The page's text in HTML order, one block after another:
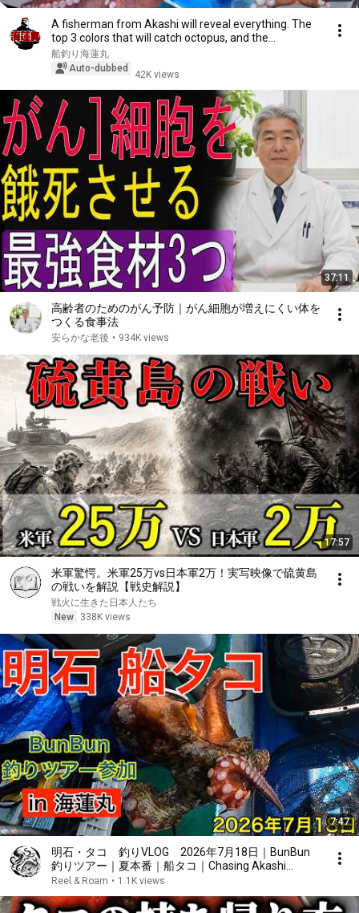
A fisherman from Akashi will reveal everything. The
top 3 colors that will catch octopus, and the...
船釣り海蓮丸
Auto-dubbed
42K views
37:11
高齢者のためのがん予防｜がん細胞が増えにくい体を
つくる食事法
安らかな老後 • 934K views
17:57
米軍驚愕。米軍25万vs日本軍2万！実写映像で硫黄島
の戦いを解説【戦史解説】
戦火に生きた日本人たち
New
338K views
7:47
明石・タコ 釣りVLOG 2026年7月18日｜BunBun
釣りツアー｜夏本番｜船タコ｜Chasing Akashi
Octopus 2026/7/18
Reel & Roam • 1.1K views